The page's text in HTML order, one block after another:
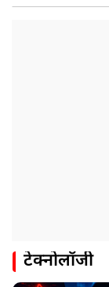
टेक्नोलॉजी